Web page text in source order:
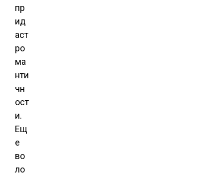
пр
ид
аст
ро
ма
нти
чн
ост
и.
Ещ
е
во
ло